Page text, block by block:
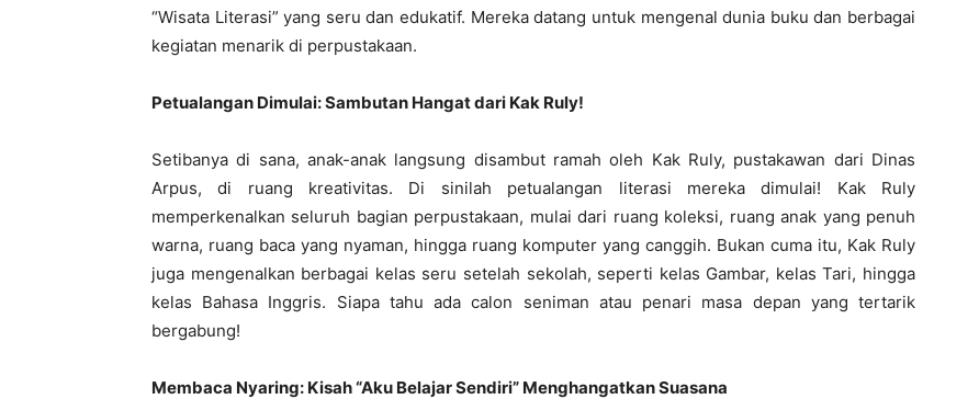
“Wisata Literasi” yang seru dan edukatif. Mereka datang untuk mengenal dunia buku dan berbagai
kegiatan menarik di perpustakaan.
Petualangan Dimulai: Sambutan Hangat dari Kak Ruly!
Setibanya di sana, anak-anak langsung disambut ramah oleh Kak Ruly, pustakawan dari Dinas
Arpus, di ruang kreativitas. Di sinilah petualangan literasi mereka dimulai! Kak Ruly
memperkenalkan seluruh bagian perpustakaan, mulai dari ruang koleksi, ruang anak yang penuh
warna, ruang baca yang nyaman, hingga ruang komputer yang canggih. Bukan cuma itu, Kak Ruly
juga mengenalkan berbagai kelas seru setelah sekolah, seperti kelas Gambar, kelas Tari, hingga
kelas Bahasa Inggris. Siapa tahu ada calon seniman atau penari masa depan yang tertarik
bergabung!
Membaca Nyaring: Kisah “Aku Belajar Sendiri” Menghangatkan Suasana